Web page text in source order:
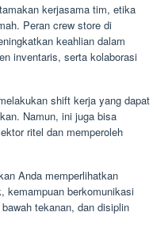
kerjasama tim, etika
Peran crew store di
keahlian dalam
inventaris, serta kolaborasi
shift kerja yang dapat
Namun, ini juga bisa
ritel dan memperoleh
Anda memperlihatkan
kemampuan berkomunikasi
tekanan, dan disiplin